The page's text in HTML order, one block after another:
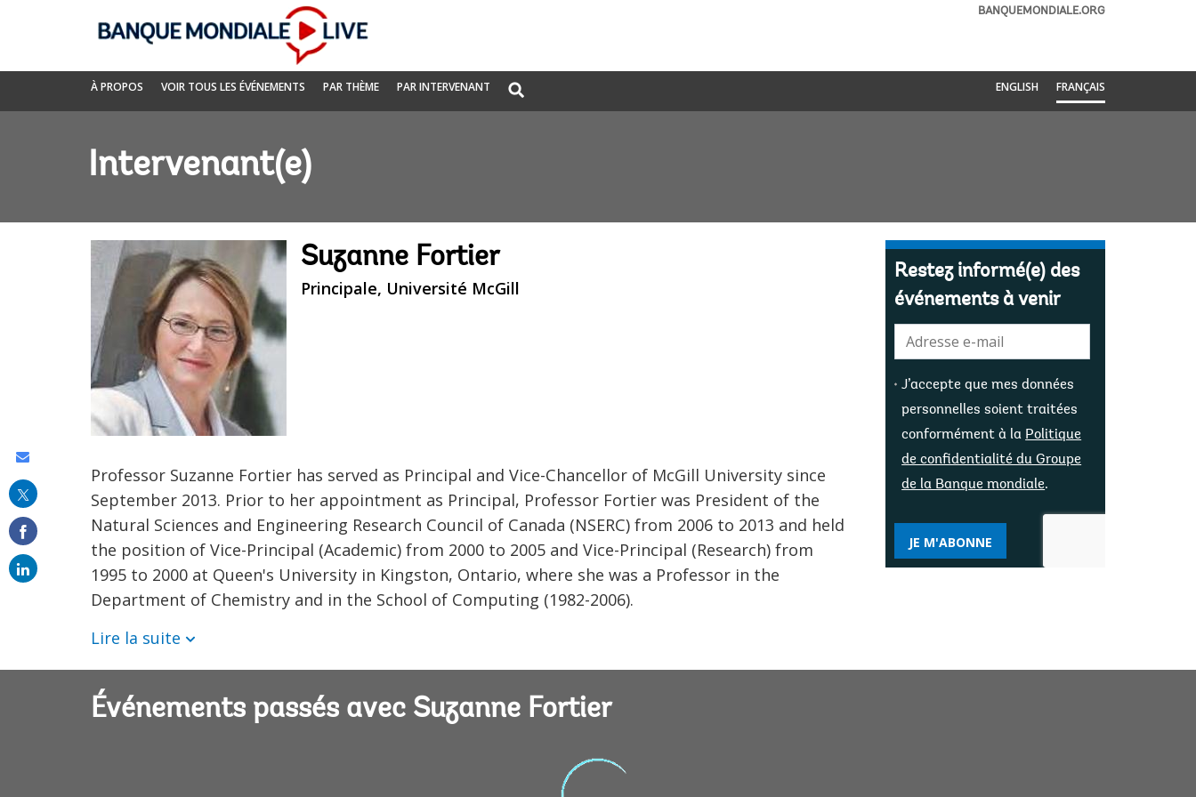
Navigation
Banque
mondiale
BANQUEMONDIALE.ORG
À PROPOS VOIR TOUS LES ÉVÉNEMENTS PAR THÈME PAR INTERVENANT
Global
ENGLISH FRANÇAIS
Intervenant(e)
Suzanne Fortier
Principale, Université McGill
Professor Suzanne Fortier has served as Principal and Vice-Chancellor of McGill University since
September 2013. Prior to her appointment as Principal, Professor Fortier was President of the
Natural Sciences and Engineering Research Council of Canada (NSERC) from 2006 to 2013 and held
the position of Vice-Principal (Academic) from 2000 to 2005 and Vice-Principal (Research) from
1995 to 2000 at Queen's University in Kingston, Ontario, where she was a Professor in the
Department of Chemistry and in the School of Computing (1982-2006).
Lire la suite
Restez informé(e) des
événements à venir
mail:
J’accepte que mes données
personnelles soient traitées
conformément à la Politique
de confidentialité du Groupe
de la Banque mondiale.
JE M'ABONNE
Événements passés avec Suzanne Fortier
this
email